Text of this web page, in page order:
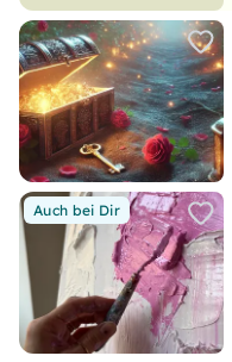
Auch bei Dir